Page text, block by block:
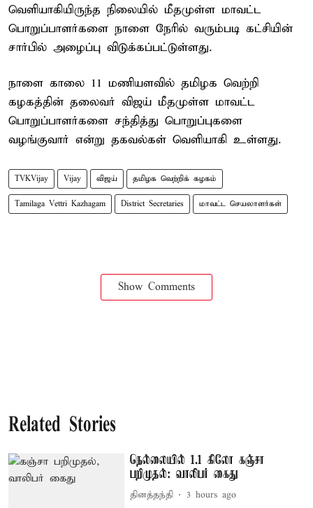
வெளியாகியிருந்த நிலையில் மீதமுள்ள மாவட்ட
பொறுப்பாளர்களை நாளை நேரில் வரும்படி கட்சியின்
சார்பில் அழைப்பு விடுக்கப்பட்டுள்ளது.
நாளை காலை 11 மணியளவில் தமிழக வெற்றி
கழகத்தின் தலைவர் விஜய் மீதமுள்ள மாவட்ட
பொறுப்பாளர்களை சந்தித்து பொறுப்புகளை
வழங்குவார் என்று தகவல்கள் வெளியாகி உள்ளது.
TVKVijay Vijay விஜய் தமிழக வெற்றிக் கழகம்
Tamilaga Vettri Kazhagam District Secretaries மாவட்ட செயலாளர்கள்
Show Comments
Related Stories
நெல்லையில் 1.1 கிலோ கஞ்சா
பறிமுதல்: வாலிபர் கைது
தினத்தந்தி 3 hours ago